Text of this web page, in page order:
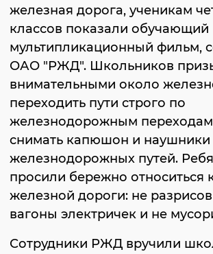
железная дорога, ученикам
классов показали обучающий
мультипликационный фильм,
ОАО "РЖД". Школьников
внимательными около
переходить пути строго по
железнодорожным
снимать капюшон и наушники
железнодорожных путей.
просили бережно относиться
железной дороги: не
вагоны электричек и не
Сотрудники РЖД вручили